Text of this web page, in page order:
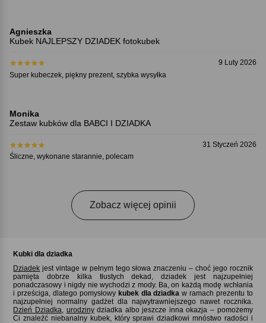
Kubek NAJLEPSZY DZIADEK fotokubek
Agnieszka
9 Luty 2026
Super kubeczek, piękny prezent, szybka wysyłka
Zestaw kubków dla BABCI I DZIADKA
Monika
31 Styczeń 2026
Śliczne, wykonane starannie, polecam
Zobacz więcej opinii
Kubki dla dziadka
Dziadek jest vintage w pełnym tego słowa znaczeniu – choć jego rocznik
pamięta dobrze kilka tłustych dekad, dziadek jest najzupełniej
ponadczasowy i nigdy nie wychodzi z mody. Ba, on każdą modę wchłania
i prześciga, dlatego pomysłowy kubek dla dziadka w ramach prezentu to
najzupełniej normalny gadżet dla najwytrawniejszego nawet rocznika.
Dzień Dziadka
urodzinydziadka albo jeszcze inna okazja – pomożemy
Ci znaleźć niebanalny kubek, który sprawi dziadkowi mnóstwo radości i